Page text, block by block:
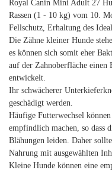
Royal Canin Mini Adult 27
Rassen (1 - 10 kg) vom 10.
Fellschutz, Erhaltung des
Die Zähne kleiner Hunde
es können sich somit eher
auf der Zahnoberfläche einen
entwickelt.
Ihr schwächerer
geschädigt werden.
Häufige Futterwechsel
empfindlich machen, so dass
Blähungen leiden. Daher
Nahrung mit ausgewählten
Kleine Hunde können eine